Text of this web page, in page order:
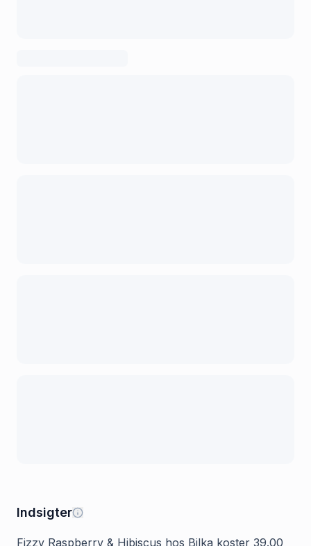
Indsigter
Fizzy Raspberry & Hibiscus hos Bilka koster 39.00